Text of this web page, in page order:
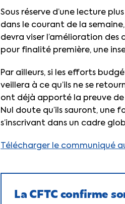
Sous réserve d’une lecture
dans le courant de la
devra viser l’amélioration
pour finalité première, une
Par ailleurs, si les efforts
veillera à ce qu’ils ne se
ont déjà apporté la preuve de
Nul doute qu’ils sauront, une
s’inscrivant dans un cadre
Télécharger le communiqué
La CFTC confirme